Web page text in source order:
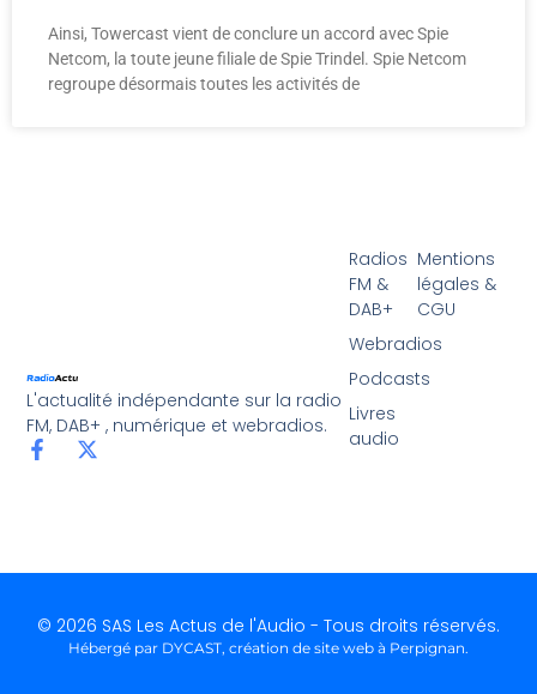
Ainsi, Towercast vient de conclure un accord avec Spie
Netcom, la toute jeune filiale de Spie Trindel. Spie Netcom
regroupe désormais toutes les activités de
L'actualité indépendante sur la radio
FM, DAB+ , numérique et webradios.
Radios
FM &
DAB+
Webradios
Podcasts
Livres
audio
Mentions
légales &
CGU
© 2026 SAS Les Actus de l'Audio - Tous droits réservés.
Hébergé par DYCAST, création de site web à Perpignan.